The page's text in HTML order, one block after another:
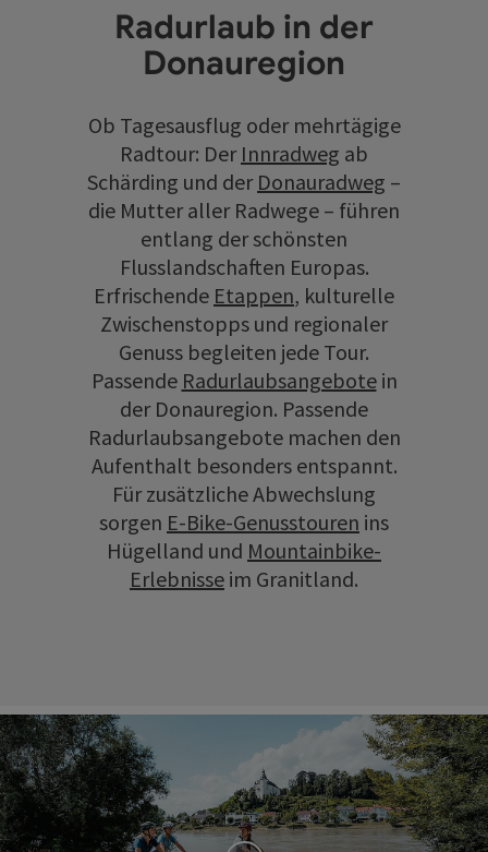
Radurlaub in der
Donauregion
Ob Tagesausflug oder mehrtägige
Radtour: Der Innradweg ab
Schärding und der Donauradweg –
die Mutter aller Radwege – führen
entlang der schönsten
Flusslandschaften Europas.
Erfrischende Etappen, kulturelle
Zwischenstopps und regionaler
Genuss begleiten jede Tour.
Passende Radurlaubsangebotein
der Donauregion. Passende
Radurlaubsangebote machen den
Aufenthalt besonders entspannt.
Für zusätzliche Abwechslung
sorgen E-Bike-Genusstouren ins
Hügelland und Mountainbike-
Erlebnisse im Granitland.